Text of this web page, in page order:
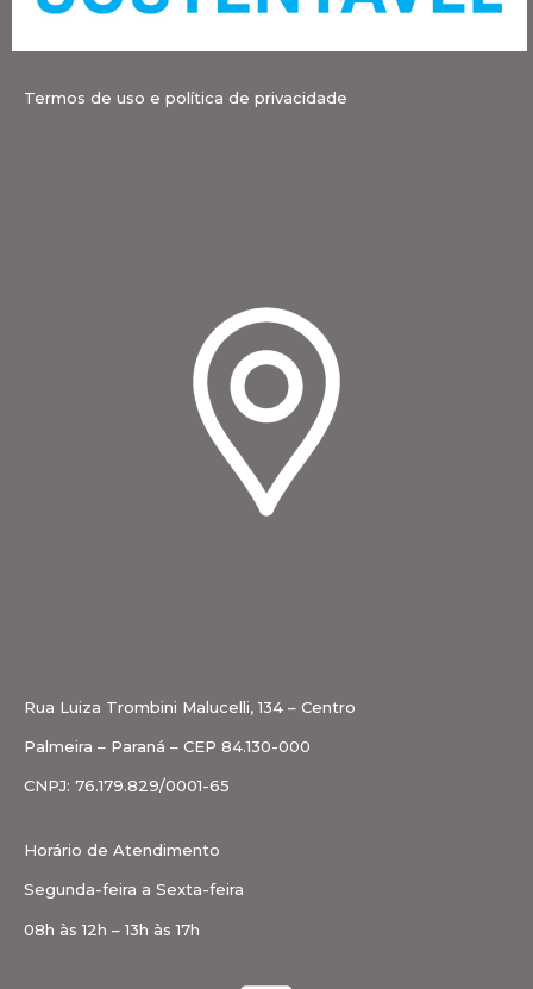
Termos de uso e política de privacidade
Rua Luiza Trombini Malucelli, 134 – Centro
Palmeira – Paraná – CEP 84.130-000
CNPJ: 76.179.829/0001-65
Horário de Atendimento
Segunda-feira a Sexta-feira
08h às 12h – 13h às 17h